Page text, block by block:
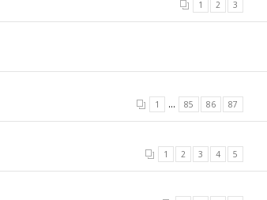
1 2 3
1 ... 85 86 87
1 2 3 4 5